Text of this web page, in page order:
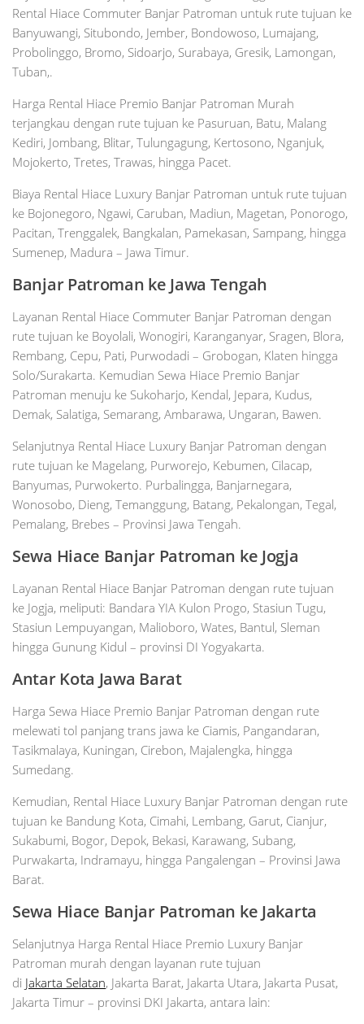
Rental Hiace Commuter Banjar Patroman untuk rute tujuan ke
Banyuwangi, Situbondo, Jember, Bondowoso, Lumajang,
Probolinggo, Bromo, Sidoarjo, Surabaya, Gresik, Lamongan,
Tuban,.
Harga Rental Hiace Premio Banjar Patroman Murah
terjangkau dengan rute tujuan ke Pasuruan, Batu, Malang
Kediri, Jombang, Blitar, Tulungagung, Kertosono, Nganjuk,
Mojokerto, Tretes, Trawas, hingga Pacet.
Biaya Rental Hiace Luxury Banjar Patroman untuk rute tujuan
ke Bojonegoro, Ngawi, Caruban, Madiun, Magetan, Ponorogo,
Pacitan, Trenggalek, Bangkalan, Pamekasan, Sampang, hingga
Sumenep, Madura – Jawa Timur.
Banjar Patroman ke Jawa Tengah
Layanan Rental Hiace Commuter Banjar Patroman dengan
rute tujuan ke Boyolali, Wonogiri, Karanganyar, Sragen, Blora,
Rembang, Cepu, Pati, Purwodadi – Grobogan, Klaten hingga
Solo/Surakarta. Kemudian Sewa Hiace Premio Banjar
Patroman menuju ke Sukoharjo, Kendal, Jepara, Kudus,
Demak, Salatiga, Semarang, Ambarawa, Ungaran, Bawen.
Selanjutnya Rental Hiace Luxury Banjar Patroman dengan
rute tujuan ke Magelang, Purworejo, Kebumen, Cilacap,
Banyumas, Purwokerto. Purbalingga, Banjarnegara,
Wonosobo, Dieng, Temanggung, Batang, Pekalongan, Tegal,
Pemalang, Brebes – Provinsi Jawa Tengah.
Sewa Hiace Banjar Patroman ke Jogja
Layanan Rental Hiace Banjar Patroman dengan rute tujuan
ke Jogja, meliputi: Bandara YIA Kulon Progo, Stasiun Tugu,
Stasiun Lempuyangan, Malioboro, Wates, Bantul, Sleman
hingga Gunung Kidul – provinsi DI Yogyakarta.
Antar Kota Jawa Barat
Harga Sewa Hiace Premio Banjar Patroman dengan rute
melewati tol panjang trans jawa ke Ciamis, Pangandaran,
Tasikmalaya, Kuningan, Cirebon, Majalengka, hingga
Sumedang.
Kemudian, Rental Hiace Luxury Banjar Patroman dengan rute
tujuan ke Bandung Kota, Cimahi, Lembang, Garut, Cianjur,
Sukabumi, Bogor, Depok, Bekasi, Karawang, Subang,
Purwakarta, Indramayu, hingga Pangalengan – Provinsi Jawa
Barat.
Sewa Hiace Banjar Patroman ke Jakarta
Selanjutnya Harga Rental Hiace Premio Luxury Banjar
Patroman murah dengan layanan rute tujuan
di Jakarta Selatan, Jakarta Barat, Jakarta Utara, Jakarta Pusat,
Jakarta Timur – provinsi DKI Jakarta, antara lain: